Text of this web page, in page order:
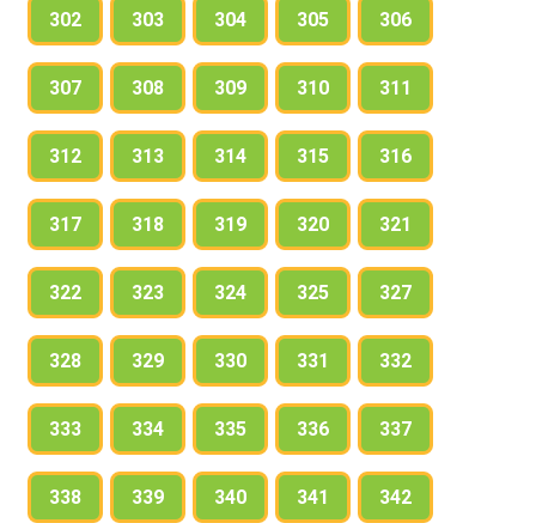
302 303 304 305 306
307 308 309 310 311
312 313 314 315 316
317 318 319 320 321
322 323 324 325 327
328 329 330 331 332
333 334 335 336 337
338 339 340 341 342